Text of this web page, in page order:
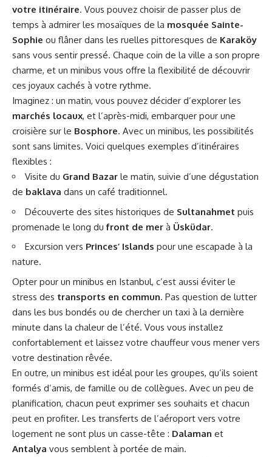
votre itinéraire. Vous pouvez choisir de passer plus de
temps à admirer les mosaïques de la mosquée Sainte-
Sophie ou flâner dans les ruelles pittoresques de Karaköy
sans vous sentir pressé. Chaque coin de la ville a son propre
charme, et un minibus vous offre la flexibilité de découvrir
ces joyaux cachés à votre rythme.
Imaginez : un matin, vous pouvez décider d’explorer les
marchés locaux, et l’après-midi, embarquer pour une
croisière sur le Bosphore. Avec un minibus, les possibilités
sont sans limites. Voici quelques exemples d’itinéraires
flexibles :
Visite du Grand Bazar le matin, suivie d’une dégustation
de baklava dans un café traditionnel.
Découverte des sites historiques de Sultanahmet puis
promenade le long dufront de mer à Üsküdar.
Excursion vers Princes’ Islands pour une escapade à la
nature.
Opter pour un minibus en Istanbul, c’est aussi éviter le
stress des transports en commun. Pas question de lutter
dans les bus bondés ou de chercher un taxi à la dernière
minute dans la chaleur de l’été. Vous vous installez
confortablement et laissez votre chauffeur vous mener vers
votre destination rêvée.
En outre, un minibus est idéal pour les groupes, qu’ils soient
formés d’amis, de famille ou de collègues. Avec un peu de
planification, chacun peut exprimer ses souhaits et chacun
peut en profiter. Les transferts de l’aéroport vers votre
logement ne sont plus un casse-tête : Dalaman et
Antalya vous semblent à portée de main.